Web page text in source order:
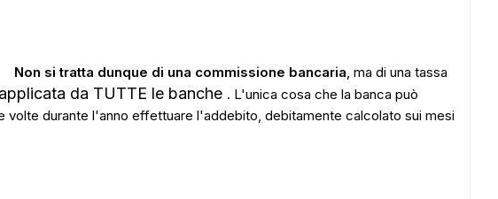
Non si tratta dunque di una commissione bancaria, ma di una tassa
applicata da TUTTE le banche . L'unica cosa che la banca può
volte durante l'anno effettuare l'addebito, debitamente calcolato sui mesi